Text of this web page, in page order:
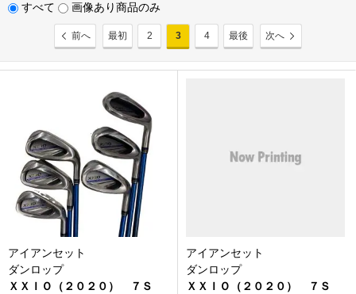
すべて 画像あり商品のみ
前へ 最初 2 3 4 最後 次へ
アイアンセット
ダンロップ
ＸＸＩＯ（２０２０） ７Ｓ
アイアンセット
ダンロップ
ＸＸＩＯ（２０２０） ７Ｓ